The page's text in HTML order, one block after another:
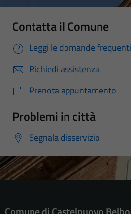
Contatta il Comune
Leggi le domande frequenti
Richiedi assistenza
Prenota appuntamento
Problemi in città
Segnala disservizio